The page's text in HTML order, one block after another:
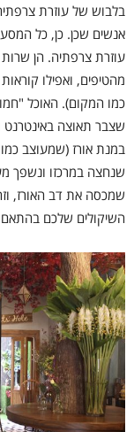
בלבוש של עוזרת
אנשים שכן. כן, כל
עוזרת צרפתיה. הן שרות
מהטיפים, ואפילו
כמו המקום). האוכל
שצבר תאוצה באינטרנט
במנת אורז (שמעוצב
שמכסה את דב האורז,
השיקולים שלכם